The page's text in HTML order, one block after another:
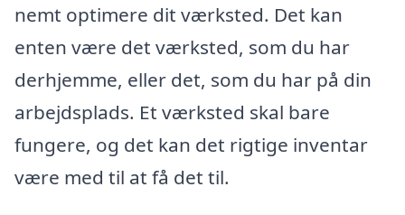
nemt optimere dit værksted. Det kan
enten være det værksted, som du har
derhjemme, eller det, som du har på din
arbejdsplads. Et værksted skal bare
fungere, og det kan det rigtige inventar
være med til at få det til.